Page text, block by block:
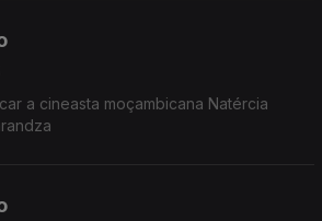
a cineasta moçambicana Natércia